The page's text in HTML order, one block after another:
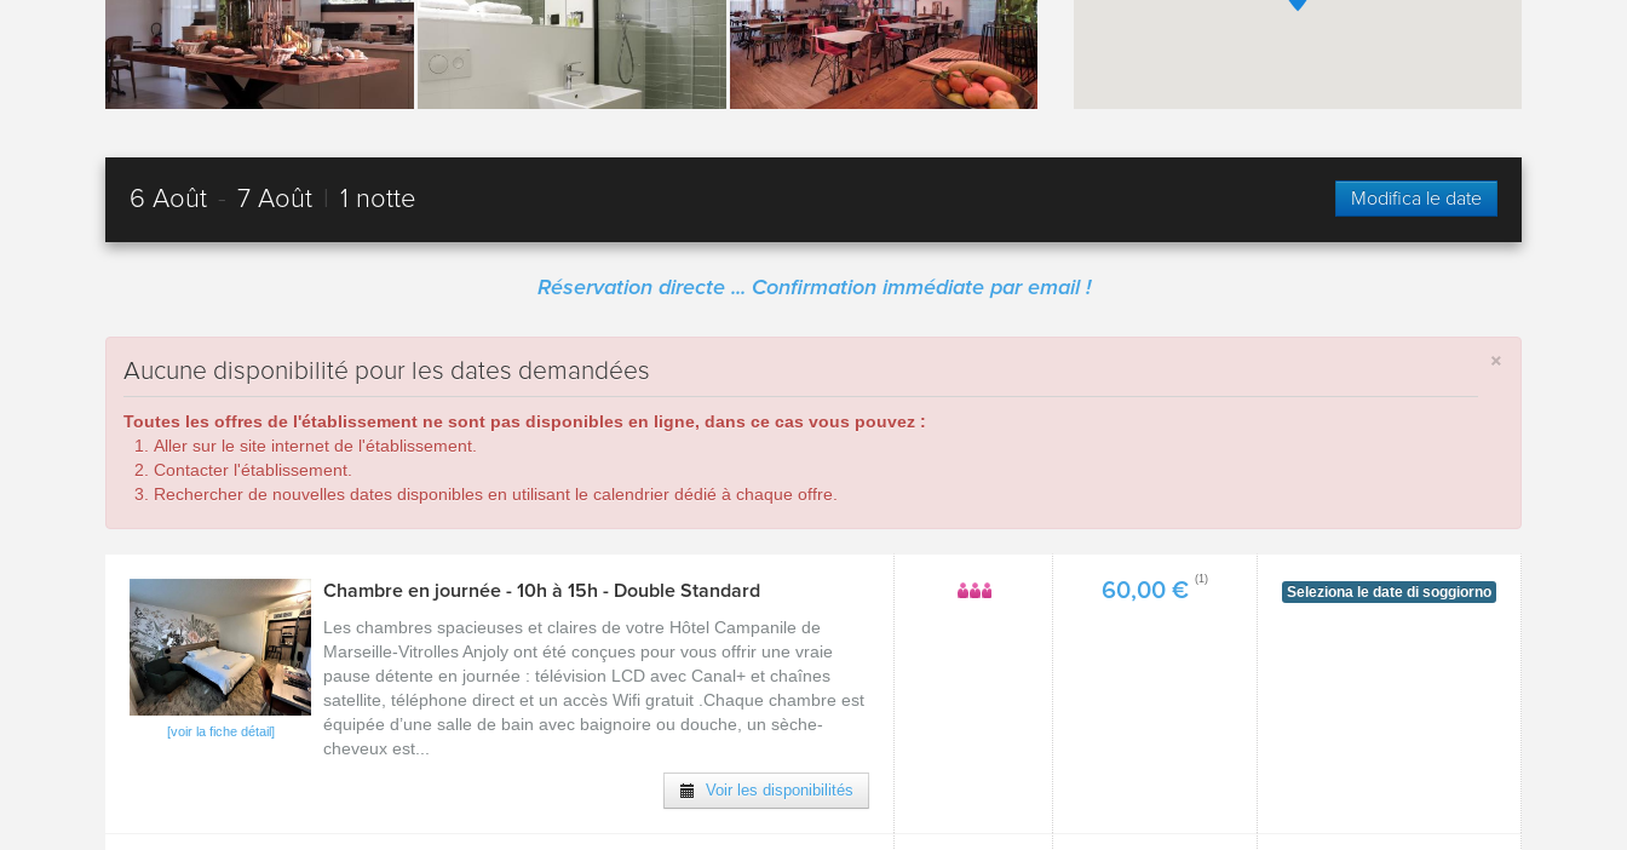
6 Août - 7 Août 1 notte Modifica le date
Réservation directe ... Confirmation immédiate par email !
×
Aucune disponibilité pour les dates demandées
Toutes les offres de l'établissement ne sont pas disponibles en ligne, dans ce cas vous pouvez :
Aller sur le site internet de l'établissement.
Contacter l'établissement.
Rechercher de nouvelles dates disponibles en utilisant le calendrier dédié à chaque offre.
[voir la fiche détail]
Chambre en journée - 10h à 15h - Double Standard
Les chambres spacieuses et claires de votre Hôtel Campanile de
Marseille-Vitrolles Anjoly ont été conçues pour vous offrir une vraie
pause détente en journée : télévision LCD avec Canal+ et chaînes
satellite, téléphone direct et un accès Wifi gratuit .Chaque chambre est
équipée d’une salle de bain avec baignoire ou douche, un sèche-
cheveux est...
Voir les disponibilités
60,00 €
(1)
Seleziona le date di soggiorno